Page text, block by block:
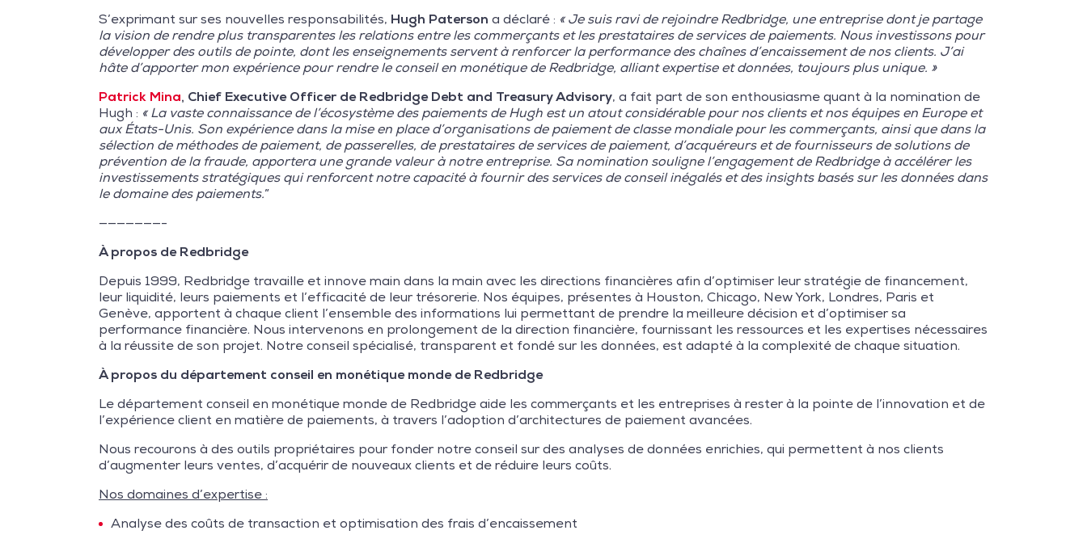
S’exprimant sur ses nouvelles responsabilités, Hugh Paterson a déclaré : « Je suis ravi de rejoindre Redbridge, une entreprise dont je partage
la vision de rendre plus transparentes les relations entre les commerçants et les prestataires de services de paiements. Nous investissons pour
développer des outils de pointe, dont les enseignements servent à renforcer la performance des chaînes d’encaissement de nos clients. J’ai
hâte d’apporter mon expérience pour rendre le conseil en monétique de Redbridge, alliant expertise et données, toujours plus unique. »
Patrick Mina, Chief Executive Officer de Redbridge Debt and Treasury Advisory, a fait part de son enthousiasme quant à la nomination de
Hugh : « La vaste connaissance de l’écosystème des paiements de Hugh est un atout considérable pour nos clients et nos équipes en Europe et
aux États-Unis. Son expérience dans la mise en place d’organisations de paiement de classe mondiale pour les commerçants, ainsi que dans la
sélection de méthodes de paiement, de passerelles, de prestataires de services de paiement, d’acquéreurs et de fournisseurs de solutions de
prévention de la fraude, apportera une grande valeur à notre entreprise. Sa nomination souligne l’engagement de Redbridge à accélérer les
investissements stratégiques qui renforcent notre capacité à fournir des services de conseil inégalés et des insights basés sur les données dans
le domaine des paiements.”
———————-
À propos de Redbridge
Depuis 1999, Redbridge travaille et innove main dans la main avec les directions financières afin d’optimiser leur stratégie de financement,
leur liquidité, leurs paiements et l’efficacité de leur trésorerie. Nos équipes, présentes à Houston, Chicago, New York, Londres, Paris et
Genève, apportent à chaque client l’ensemble des informations lui permettant de prendre la meilleure décision et d’optimiser sa
performance financière. Nous intervenons en prolongement de la direction financière, fournissant les ressources et les expertises nécessaires
à la réussite de son projet. Notre conseil spécialisé, transparent et fondé sur les données, est adapté à la complexité de chaque situation.
À propos du département conseil en monétique monde de Redbridge
Le département conseil en monétique monde de Redbridge aide les commerçants et les entreprises à rester à la pointe de l’innovation et de
l’expérience client en matière de paiements, à travers l’adoption d’architectures de paiement avancées.
Nous recourons à des outils propriétaires pour fonder notre conseil sur des analyses de données enrichies, qui permettent à nos clients
d’augmenter leurs ventes, d’acquérir de nouveaux clients et de réduire leurs coûts.
Nos domaines d’expertise :
Analyse des coûts de transaction et optimisation des frais d’encaissement